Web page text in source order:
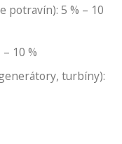
potravín): 5 % – 10
10 %
turbíny):